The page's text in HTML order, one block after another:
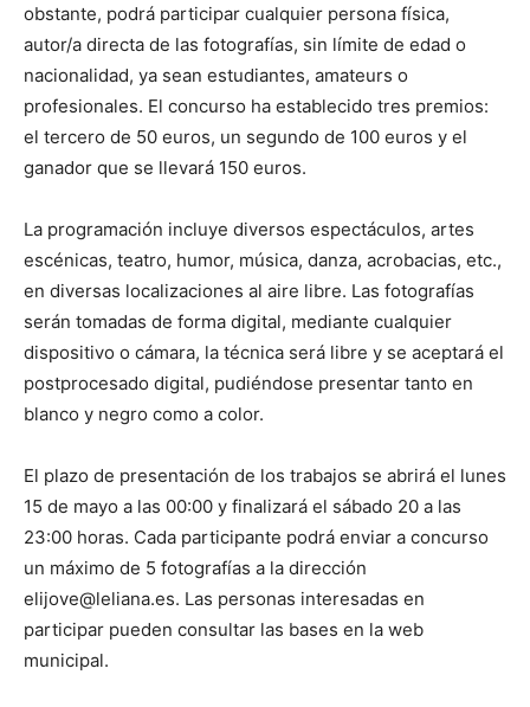
obstante, podrá participar cualquier persona física,
autor/a directa de las fotografías, sin límite de edad o
nacionalidad, ya sean estudiantes, amateurs o
profesionales. El concurso ha establecido tres premios:
el tercero de 50 euros, un segundo de 100 euros y el
ganador que se llevará 150 euros.
La programación incluye diversos espectáculos, artes
escénicas, teatro, humor, música, danza, acrobacias, etc.,
en diversas localizaciones al aire libre. Las fotografías
serán tomadas de forma digital, mediante cualquier
dispositivo o cámara, la técnica será libre y se aceptará el
postprocesado digital, pudiéndose presentar tanto en
blanco y negro como a color.
El plazo de presentación de los trabajos se abrirá el lunes
15 de mayo a las 00:00 y finalizará el sábado 20 a las
23:00 horas. Cada participante podrá enviar a concurso
un máximo de 5 fotografías a la dirección
elijove@leliana.es. Las personas interesadas en
participar pueden consultar las bases en la web
municipal.